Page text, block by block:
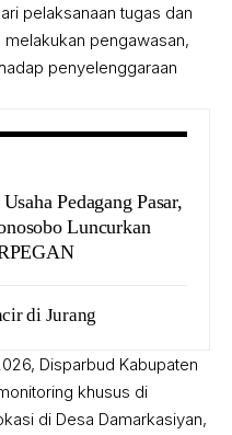
pelaksanaan tugas dan
pengawasan,
penyelenggaraan
Pedagang Pasar,
Luncurkan
di Jurang
Disparbud Kabupaten
khusus di
di Desa Damarkasiyan,